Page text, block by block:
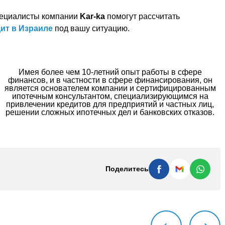
компании Kar-ka помогут рассчитать
в Израиле под вашу ситуацию.
Имея более чем 10-летний опыт работы в сфере
финансов, и в частности в сфере финансирования, он
является основателем компании и сертифицированным
ипотечным консультантом, специализирующимся на
привлечении кредитов для предприятий и частных лиц,
решении сложных ипотечных дел и банковских отказов.
Поделитесь